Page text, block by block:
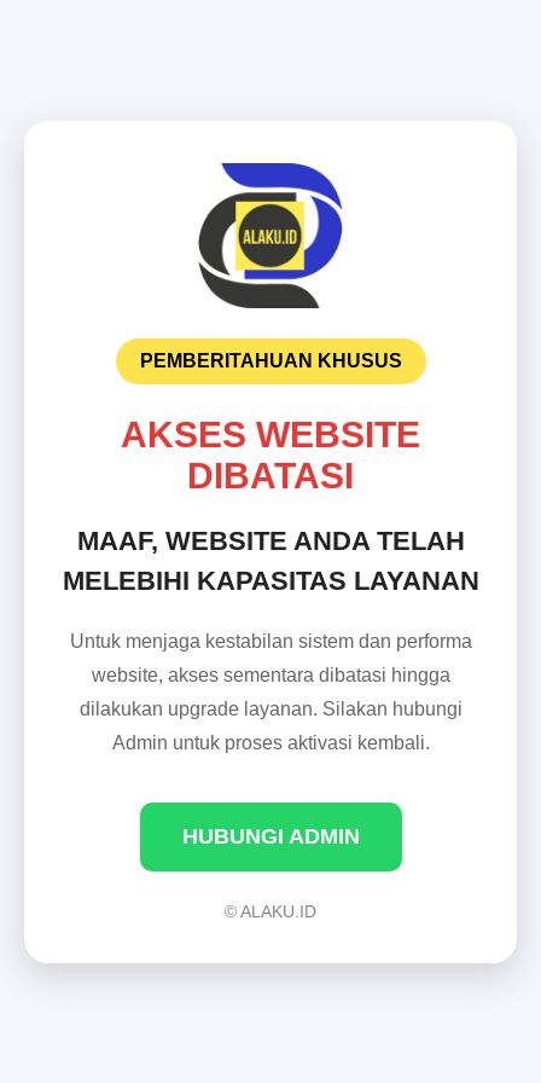
PEMBERITAHUAN KHUSUS
AKSES WEBSITE
DIBATASI
MAAF, WEBSITE ANDA TELAH
MELEBIHI KAPASITAS LAYANAN
Untuk menjaga kestabilan sistem dan performa
website, akses sementara dibatasi hingga
dilakukan upgrade layanan. Silakan hubungi
Admin untuk proses aktivasi kembali.
HUBUNGI ADMIN
© ALAKU.ID